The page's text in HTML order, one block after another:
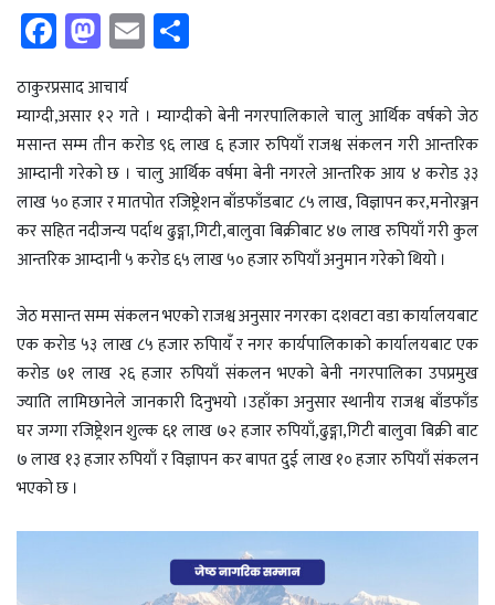
Fa
ce
b
o
ok
M
as
to
d
o
n
E
m
aile
ठाकुरप्रसाद आचार्य
म्याग्दी,असार १२ गते । म्याग्दीको बेनी नगरपालिकाले चालु आर्थिक वर्षको जेठ
मसान्त सम्म तीन करोड ९६ लाख ६ हजार रुपियाँ राजश्व संकलन गरी आन्तरिक
आम्दानी गरेको छ । चालु आर्थिक वर्षमा बेनी नगरले आन्तरिक आय ४ करोड ३३
लाख ५० हजार र मातपोत रजिष्ट्रेशन बाँडफाँडबाट ८५ लाख, विज्ञापन कर,मनोरञ्जन
कर सहित नदीजन्य पर्दाथ ढुङ्गा,गिटी,बालुवा बिक्रीबाट ४७ लाख रुपियाँ गरी कुल
आन्तरिक आम्दानी ५ करोड ६५ लाख ५० हजार रुपियाँ अनुमान गरेको थियो ।
जेठ मसान्त सम्म संकलन भएको राजश्व अनुसार नगरका दशवटा वडा कार्यालयबाट
एक करोड ५३ लाख ८५ हजार रुपिायँ र नगर कार्यपालिकाको कार्यालयबाट एक
करोड ७१ लाख २६ हजार रुपियाँ संकलन भएको बेनी नगरपालिका उपप्रमुख
ज्याति लामिछानेले जानकारी दिनुभयो ।उहाँका अनुसार स्थानीय राजश्व बाँडफाँड
घर जग्गा रजिष्ट्रेशन शुल्क ६१ लाख ७२ हजार रुपियाँ,ढुङ्गा,गिटी बालुवा बिक्री बाट
७ लाख १३ हजार रुपियाँ र विज्ञापन कर बापत दुई लाख १० हजार रुपियाँ संकलन
भएको छ ।